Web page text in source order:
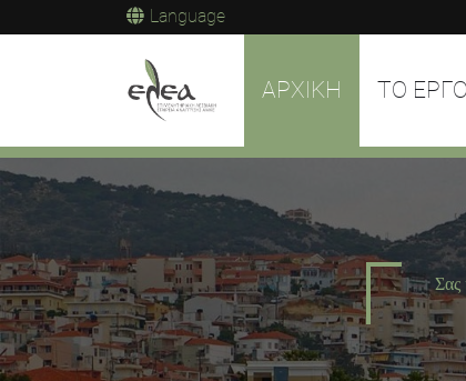
Language
ΑΡΧΙΚΗ ΤΟ ΕΡΓΟ
Σας